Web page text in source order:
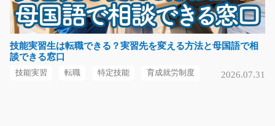
＼＼＼医療機器製造のライン作業のお仕事！／／／ ＝＝
＝＝＝＝＝＝＝＝…
長期（3ヶ月以上）
時給1200円
長野県伊那市
技能実習生は転職できる？実習先を変える方法と母国語で相
談できる窓口
技能実習 転職 特定技能 育成就労制度 2026.07.31